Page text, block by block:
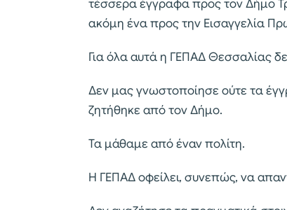
τέσσερα έγγραφα προς τον Δήμο
ακόμη ένα προς την Εισαγγελία
Για όλα αυτά η ΓΕΠΑΔ Θεσσαλίας
Δεν μας γνωστοποίησε ούτε τα
ζητήθηκε από τον Δήμο.
Τα μάθαμε από έναν πολίτη.
Η ΓΕΠΑΔ οφείλει, συνεπώς, να